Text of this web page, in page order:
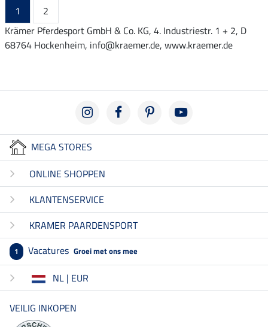
1
2
Krämer Pferdesport GmbH & Co. KG, 4. Industriestr. 1 + 2, D
68764 Hockenheim, info@kraemer.de, www.kraemer.de
MEGA STORES
ONLINE SHOPPEN
KLANTENSERVICE
KRAMER PAARDENSPORT
1 Vacatures Groei met ons mee
NL | EUR
VEILIG INKOPEN